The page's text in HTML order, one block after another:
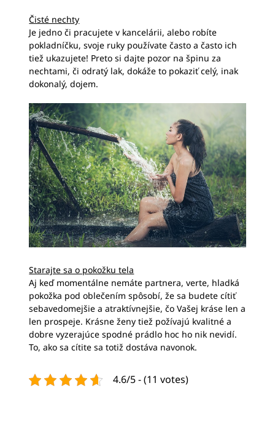
Čisté nechty
Je jedno či pracujete v kancelárii, alebo robíte
pokladníčku, svoje ruky používate často a často ich
tiež ukazujete! Preto si dajte pozor na špinu za
nechtami, či odratý lak, dokáže to pokaziť celý, inak
dokonalý, dojem.
Starajte sa o pokožku tela
Aj keď momentálne nemáte partnera, verte, hladká
pokožka pod oblečením spôsobí, že sa budete cítiť
sebavedomejšie a atraktívnejšie, čo Vašej kráse len a
len prospeje. Krásne ženy tiež požívajú kvalitné a
dobre vyzerajúce spodné prádlo hoc ho nik nevidí.
To, ako sa cítite sa totiž dostáva navonok.
4.6/5 - (11 votes)